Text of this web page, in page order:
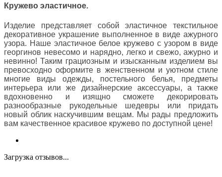
Кружево эластичное.
Изделие представляет собой эластичное текстильное
декоративное украшение выполненное в виде ажурного
узора. Наше эластичное белое кружево с узором в виде
георгинов невесомо и нарядно, легко и свежо, ажурно и
невинно! Таким грациозным и изысканным изделием вы
превосходно оформите в женственном и уютном стиле
многие виды одежды, постельного белья, предметы
интерьера или же дизайнерские аксессуары, а также
вдохновенно и изящно сможете декорировать
разнообразные рукодельные шедевры или придать
новый облик наскучившим вещам. Мы рады предложить
вам качественное красивое кружево по доступной цене!
Загрузка отзывов...